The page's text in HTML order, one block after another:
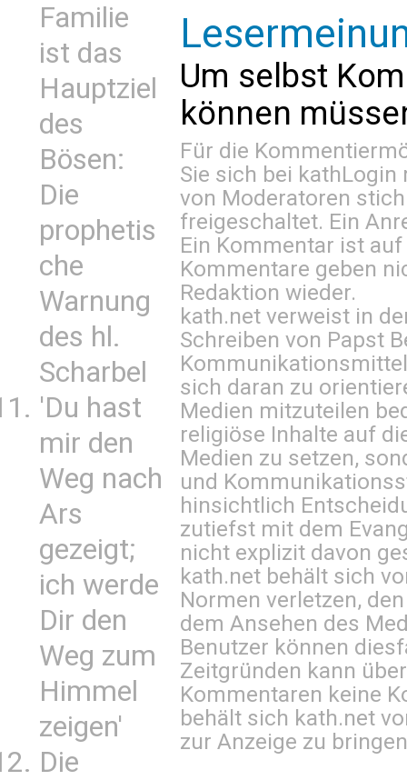
Familie
ist das
Hauptziel
des
Bösen:
Die
prophetis
che
Warnung
des hl.
Scharbel
'Du hast
mir den
Weg nach
Ars
gezeigt;
ich werde
Dir den
Weg zum
Himmel
zeigen'
Die
Um selbst
können
Für die
Sie sich bei kathLogin
von Moderatoren
freigeschaltet. Ein
Ein Kommentar ist
Kommentare geben
Redaktion wieder.
kath.net verweist in
Schreiben von Papst
sich daran zu
Medien mitzuteilen
religiöse Inhalte auf
Medien zu setzen,
und
hinsichtlich
zutiefst mit dem
nicht explizit davon
kath.net behält sich
Normen verletzen,
dem Ansehen des
Benutzer können
Zeitgründen kann
Kommentaren keine
behält sich kath.net
zur Anzeige zu